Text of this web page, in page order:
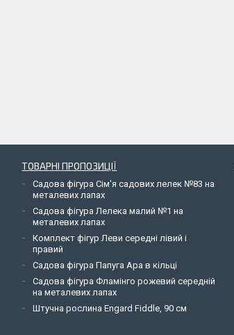
ТОВАРНІ ПРОПОЗИЦІЇ
Садова фігура Сім'я садових лелек №83 на
металевих лапах
Садова фігура Лелека малий №1 на
металевих лапах
Комплект фігур Леви середні лівий і
правий
Садова фігура Папуга Ара в кільці
Садова фігура Фламінго рожевий середній
на металевих лапах
Штучна рослина Engard Fiddle, 90 см